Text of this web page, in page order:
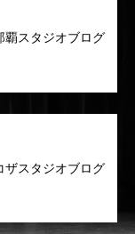
覇スタジオブログ
ザスタジオブログ